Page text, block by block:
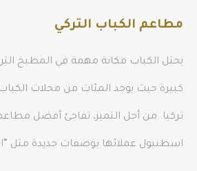
مطاعم الكباب التركي
يحتل الكباب مكانة مهمة في المطبخ
كبيرة حيث يوجد المئات من محلات
تركيا. من أجل التميز، تفاجئ أفضل
اسطنبول عملائها بوصفات جديدة مثل